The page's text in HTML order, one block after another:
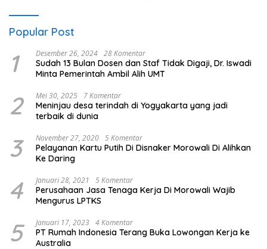
Popular Post
1 Desember 26, 2024 28 Komentar
Sudah 13 Bulan Dosen dan Staf Tidak Digaji, Dr. Iswadi
Minta Pemerintah Ambil Alih UMT
2 Mei 30, 2025 7 Komentar
Meninjau desa terindah di Yogyakarta yang jadi
terbaik di dunia
3 November 27, 2020 5 Komentar
Pelayanan Kartu Putih Di Disnaker Morowali Di Alihkan
Ke Daring
4 Januari 28, 2021 5 Komentar
Perusahaan Jasa Tenaga Kerja Di Morowali Wajib
Mengurus LPTKS
5 Januari 17, 2023 4 Komentar
PT Rumah Indonesia Terang Buka Lowongan Kerja ke
Australia